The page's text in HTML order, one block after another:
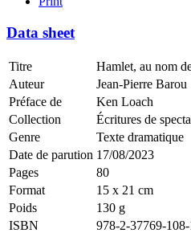
Data sheet
Titre
Hamlet, au nom
Auteur
Jean-Pierre Barou
Préface de
Ken Loach
Collection
Écritures de
Genre
Texte dramatique
Date de parution 17/08/2023
Pages
80
Format
15 x 21 cm
Poids
130 g
ISBN
978-2-37769-108-